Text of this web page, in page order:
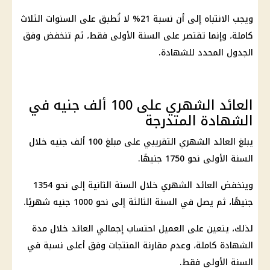
ويجب الانتباه إلى أن نسبة 21% لا تُطبق على السنوات الثلاث
كاملة، وإنما تقتصر على السنة الأولى فقط، ثم تنخفض وفق
الجدول المحدد للشهادة.
العائد الشهري على 100 ألف جنيه في
الشهادة المتدرجة
يبلغ العائد الشهري التقريبي على مبلغ 100 ألف جنيه خلال
السنة الأولى نحو 1750 جنيهًا.
وينخفض العائد الشهري خلال السنة الثانية إلى نحو 1354
جنيهًا، ثم يصل في السنة الثالثة إلى نحو 1000 جنيه شهريًا.
لذلك، يتعين على العميل احتساب إجمالي العائد خلال مدة
الشهادة كاملة، وعدم مقارنة المنتجات وفق أعلى نسبة في
السنة الأولى فقط.